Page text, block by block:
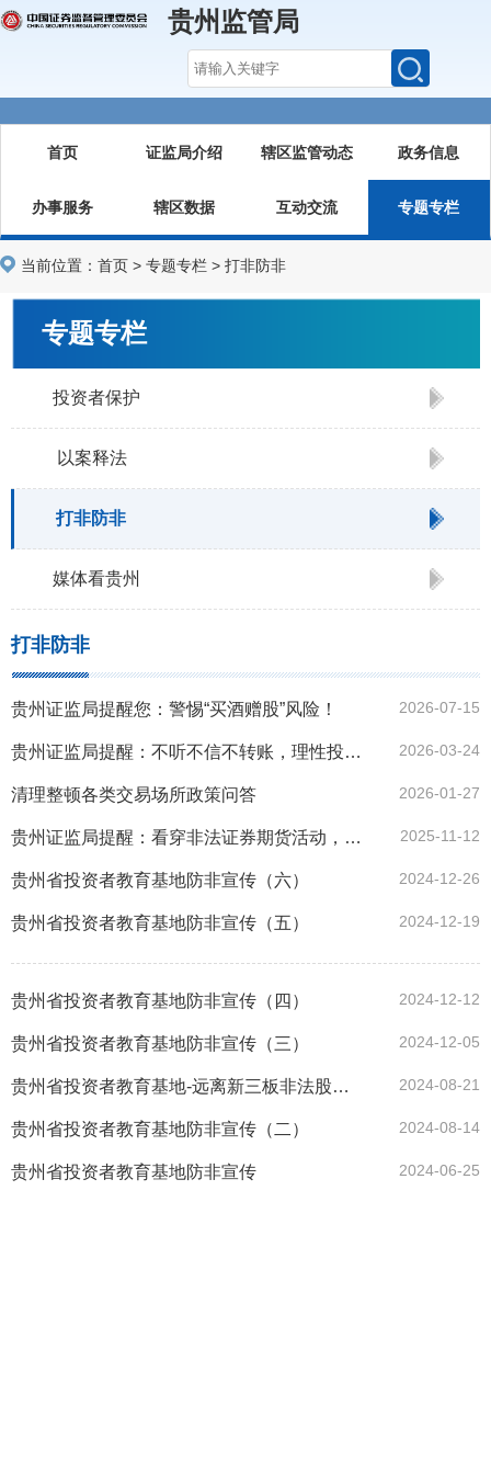
贵州监管局
首页 证监局介绍 辖区监管动态 政务信息
办事服务 辖区数据 互动交流 专题专栏
当前位置： 首页 > 专题专栏 > 打非防非
专题专栏
投资者保护
以案释法
打非防非
媒体看贵州
打非防非
贵州证监局提醒您：警惕“买酒赠股”风险！ 2026-07-15
贵州证监局提醒：不听不信不转账，理性投资不上当 2026-03-24
清理整顿各类交易场所政策问答 2026-01-27
贵州证监局提醒：看穿非法证券期货活动，守护财产安全 2025-11-12
贵州省投资者教育基地防非宣传（六） 2024-12-26
贵州省投资者教育基地防非宣传（五） 2024-12-19
贵州省投资者教育基地防非宣传（四） 2024-12-12
贵州省投资者教育基地防非宣传（三） 2024-12-05
贵州省投资者教育基地-远离新三板非法股票交易，避免落入诈骗陷阱！ 2024-08-21
贵州省投资者教育基地防非宣传（二） 2024-08-14
贵州省投资者教育基地防非宣传 2024-06-25